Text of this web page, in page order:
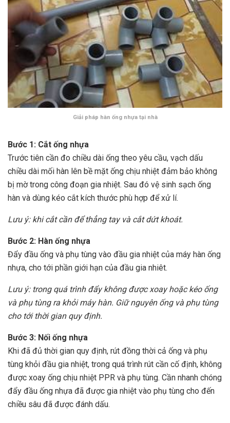
Giải pháp hàn ống nhựa tại nhà
Bước 1: Cắt ống nhựa
Trước tiên cần đo chiều dài ống theo yêu cầu, vạch dấu
chiều dài mối hàn lên bề mặt ống chịu nhiệt đảm bảo không
bị mờ trong công đoạn gia nhiệt. Sau đó vệ sinh sạch ống
hàn và dùng kéo cắt kích thước phù hợp để xử lí.
Lưu ý: khi cắt cần để thẳng tay và cắt dứt khoát.
Bước 2: Hàn ống nhựa
Đẩy đầu ống và phụ tùng vào đầu gia nhiệt của máy hàn ống
nhựa, cho tới phần giới hạn của đầu gia nhiêt.
Lưu ý: trong quá trình đẩy không được xoay hoặc kéo ống
và phụ tùng ra khỏi máy hàn. Giữ nguyên ống và phụ tùng
cho tới thời gian quy định.
Bước 3: Nối ống nhựa
Khi đã đủ thời gian quy định, rút đồng thời cả ống và phụ
tùng khỏi đầu gia nhiệt, trong quá trình rút cần cố định, không
được xoay ống chịu nhiệt PPR và phụ tùng. Cần nhanh chóng
đẩy đầu ống nhựa đã được gia nhiệt vào phụ tùng cho đến
chiều sâu đã được đánh dấu.